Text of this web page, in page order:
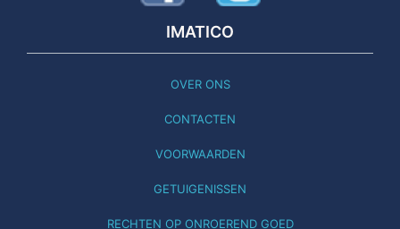
IMATICO
OVER ONS
CONTACTEN
VOORWAARDEN
GETUIGENISSEN
RECHTEN OP ONROEREND GOED